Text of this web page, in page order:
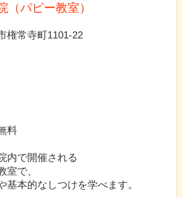
（パピー教室）
権常寺町1101-22
料
内で開催される
室で、
基本的なしつけを学べます。